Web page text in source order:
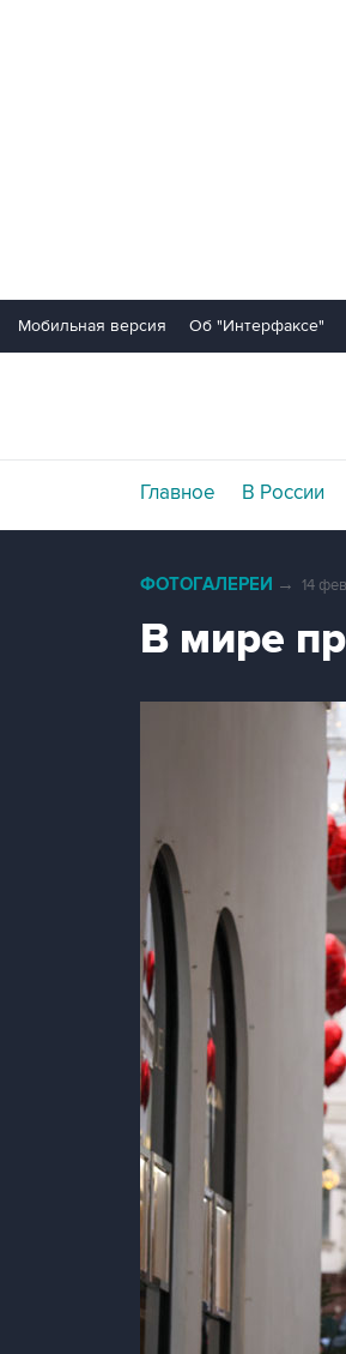
Мобильная версия Об "Интерфаксе"
Главное В России
ФОТОГАЛЕРЕИ → 14
В мире